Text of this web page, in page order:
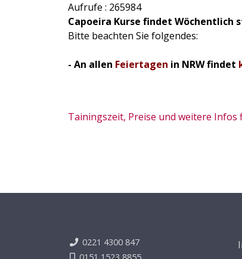
Aufrufe : 265984
Capoeira Kurse findet Wöchentlich
Bitte beachten Sie folgendes:
- An allen Feiertagen in NRW findet
Tainingszeit, Preise und weitere Infos
0221 4300 847